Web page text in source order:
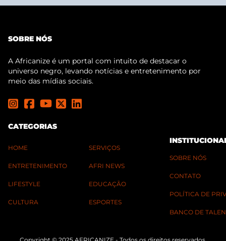
SOBRE NÓS
A Africanize é um portal com intuito de destacar o
universo negro, levando notícias e entretenimento por
meio das mídias sociais.
CATEGORIAS
HOME
ENTRETENIMENTO
LIFESTYLE
CULTURA
SERVIÇOS
AFRI NEWS
EDUCAÇÃO
ESPORTES
SOBRE NÓS
CONTATO
POLÍTICA DE
BANCO DE